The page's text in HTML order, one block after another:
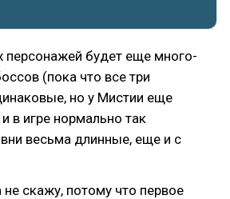
персонажей будет еще много-
(пока что все три
но у Мистии еще
в игре нормально так
весьма длинные, еще и с
скажу, потому что первое